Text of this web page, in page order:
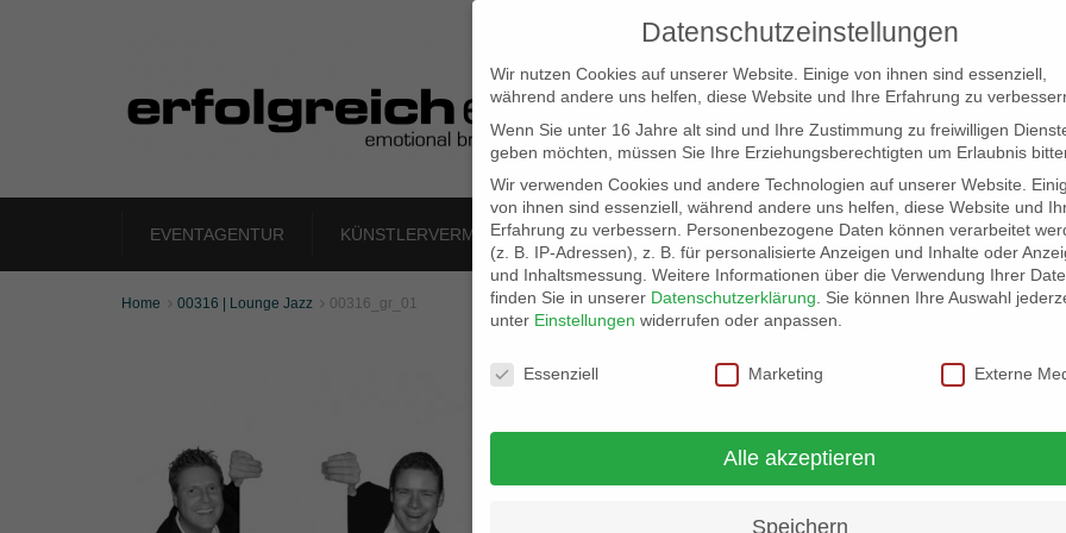
EVENTAGENTUR KÜNSTLERVERMITTLUNG LOCATION SCOUT ELB-LOCATION: PANORAMA
Home  00316 | Lounge Jazz  00316_gr_01
Datenschutzeinstellungen
Wir nutzen Cookies auf unserer Website. Einige von ihnen sind essenziell,
während andere uns helfen, diese Website und Ihre Erfahrung zu
Wenn Sie unter 16 Jahre alt sind und Ihre Zustimmung zu freiwilligen
geben möchten, müssen Sie Ihre Erziehungsberechtigten um Erlaubnis
Wir verwenden Cookies und andere Technologien auf unserer Website.
von ihnen sind essenziell, während andere uns helfen, diese Website und
Erfahrung zu verbessern.
Personenbezogene Daten können verarbeitet
(z. B. IP-Adressen), z. B. für personalisierte Anzeigen und Inhalte oder
und Inhaltsmessung. Weitere Informationen über die Verwendung Ihrer
finden Sie in unserer Datenschutzerklärung
Sie können Ihre Auswahl
unter Einstellungen widerrufen oder anpassen.
Datenschutzeinstellungen
Essenziell Marketing Externe
Alle akzeptieren
Speichern